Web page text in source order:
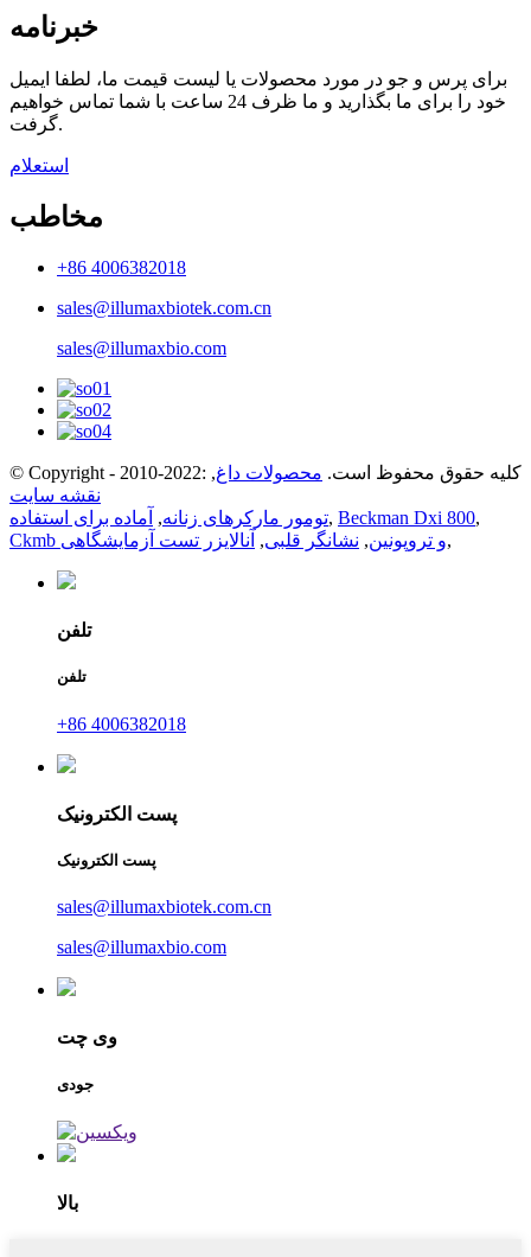
خبرنامه
برای پرس و جو در مورد محصولات یا لیست قیمت ما، لطفا ایمیل
خود را برای ما بگذارید و ما ظرف 24 ساعت با شما تماس خواهیم
گرفت.
استعلام
مخاطب
+86 4006382018
sales@illumaxbiotek.com.cn
sales@illumaxbio.com
© Copyright - 2010-2022: کلیه حقوق محفوظ است. محصولات داغ,
نقشه سایت
تومور مارکرهای زنانه, آماده برای استفاده , Beckman Dxi 800,
Ckmb و تروپونین, نشانگر قلبی, آنالایزر تست آزمایشگاهی ,
تلفن
تلفن
+86 4006382018
پست الکترونیک
پست الکترونیک
sales@illumaxbiotek.com.cn
sales@illumaxbio.com
وی چت
جودی
بالا